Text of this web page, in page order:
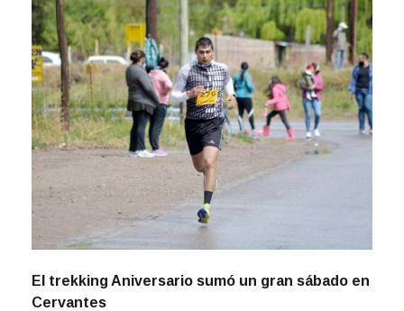
El trekking Aniversario sumó un gran sábado en
Cervantes